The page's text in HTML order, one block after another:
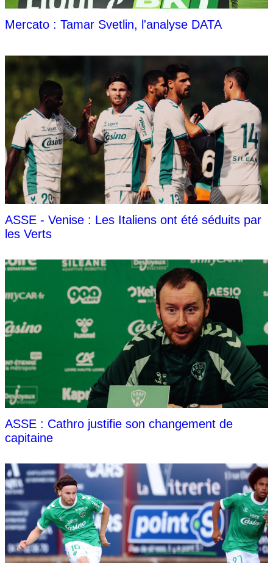
Mercato : Tamar Svetlin, l'analyse DATA
ASSE - Venise : Les Italiens ont été séduits par
les Verts
ASSE : Cathro justifie son changement de
capitaine